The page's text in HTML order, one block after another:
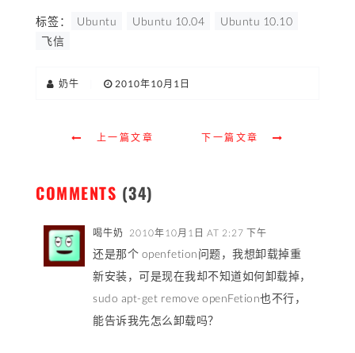
标签： Ubuntu Ubuntu 10.04
Ubuntu 10.10
飞信
奶牛 2010年10月1日
上一篇文章 下一篇文章
COMMENTS (34)
喝牛奶 2010年10月1日 AT 2:27 下午
还是那个 openfetion问题，我想卸载掉重
新安装，可是现在我却不知道如何卸载掉，
sudo apt-get remove openFetion也不行，
能告诉我先怎么卸载吗？